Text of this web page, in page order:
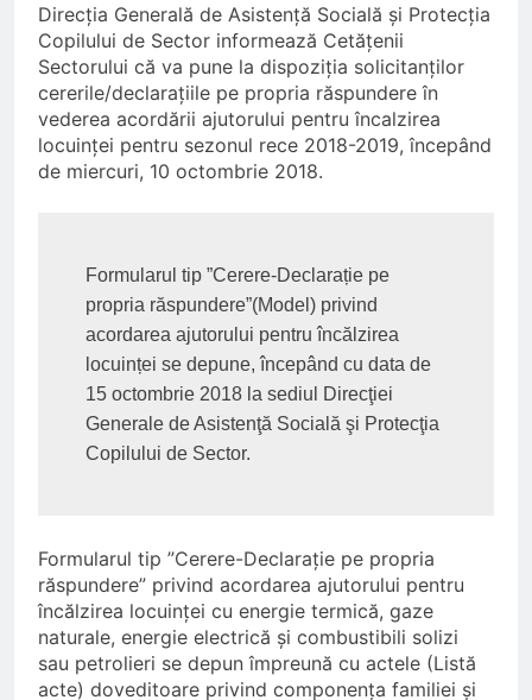
Direcţia Generală de Asistenţă Socială şi Protecţia
Copilului de Sector informează Cetăţenii
Sectorului că va pune la dispoziția solicitanților
cererile/declaraţiile pe propria răspundere în
vederea acordării ajutorului pentru încalzirea
locuinţei pentru sezonul rece 2018-2019, începând
de miercuri, 10 octombrie 2018.
Formularul tip ”Cerere-Declarație pe
propria răspundere”(Model) privind
acordarea ajutorului pentru încălzirea
locuinței se depune, începând cu data de
15 octombrie 2018 la sediul Direcţiei
Generale de Asistenţă Socială şi Protecţia
Copilului de Sector.
Formularul tip ”Cerere-Declarație pe propria
răspundere” privind acordarea ajutorului pentru
încălzirea locuinței cu energie termică, gaze
naturale, energie electrică și combustibili solizi
sau petrolieri se depun împreună cu actele (Listă
acte) doveditoare privind componența familiei și